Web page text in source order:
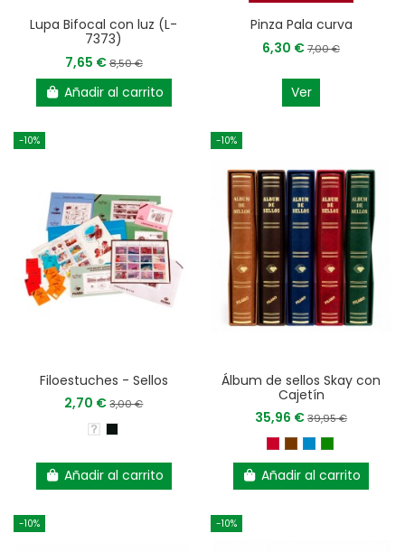
Lupa Bifocal con luz (L-
7373)
7,65 €8,50 €
Añadir al carrito
Pinza Pala curva
6,30 €7,00 €
Ver
-10%
Filoestuches - Sellos
2,70 €3,00 €
Añadir al carrito
-10%
Álbum de sellos Skay con
Cajetín
35,96 €39,95 €
Añadir al carrito
-10% -10%